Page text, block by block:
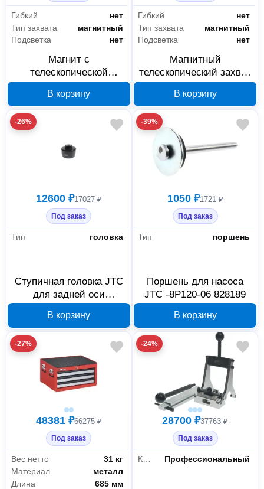
Гибкий
нет
Тип захвата
магнитный
Подсветка
нет
Магнит с
телескопической
132-655 мм, арт. 667181
В корзину
Гибкий
нет
Тип захвата
магнитный
Подсветка
нет
Магнитный
телескопический захват
В корзину
-26%
12600 ₽17027 ₽
Под заказ
Тип головка
Ступичная головка JTC
для задней оси
BENZ 2636 7684 574788
В корзину
-39%
1050 ₽1721 ₽
Под заказ
Тип поршень
Поршень для насоса
JTC -8P120-06 828189
В корзину
-27%
48381 ₽66275 ₽
Под заказ
Вес нетто
31 кг
Материал
металл
Длина
685 мм
-24%
28700 ₽37763 ₽
Под заказ
Класс товара Профессиональный